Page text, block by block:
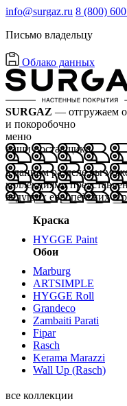
info@surgaz.ru 8 (800)
Письмо владельцу
Облако данных
SURGAZ — отгружаем
и покоробочно
меню
наши поставщики
в данном разделе вы
коллекциями
ведущих европейских и
Краска
HYGGE Paint
Обои
Marburg
ARTSIMPLE
HYGGE Roll
Grandeco
Zambaiti Parati
Fipar
Rasch
Kerama Marazzi
Wall Up (Rasch)
все коллекции